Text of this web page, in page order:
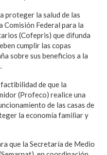
proteger la salud de las
Comisión Federal para la
(Cofepris) que difunda
cumplir las copas
sobre sus beneficios a la
de que la
(Profeco) realice una
de las casas de
la economía familiar y
que la Secretaría de Medio